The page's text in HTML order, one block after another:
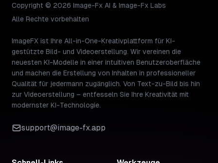
Copyright © 2026 Image-Fx AI & Image-Fx Labs
Alle Rechte vorbehalten
ImageFX ist Ihre All-in-One-Kreativplattform für KI-
gestützte Bild- und Videoerstellung. Wir vereinen die
neuesten KI-Modelle in einer intuitiven Benutzeroberfläche
und machen die Erstellung von Inhalten in professioneller
Qualität für jedermann zugänglich. Von Text-zu-Bild bis hin
zur Videoerstellung – entfesseln Sie Ihre Kreativität mit
modernster KI-Technologie.
support@image-fx.app